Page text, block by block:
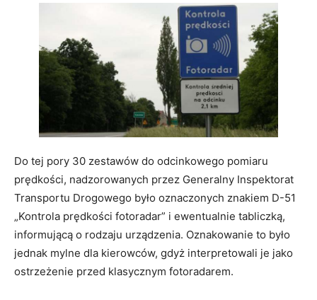
Do tej pory 30 zestawów do odcinkowego pomiaru
prędkości, nadzorowanych przez Generalny Inspektorat
Transportu Drogowego było oznaczonych znakiem D-51
„Kontrola prędkości fotoradar” i ewentualnie tabliczką,
informującą o rodzaju urządzenia. Oznakowanie to było
jednak mylne dla kierowców, gdyż interpretowali je jako
ostrzeżenie przed klasycznym fotoradarem.